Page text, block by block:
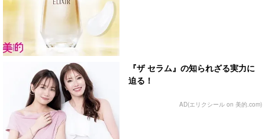
『ザ セラム』の知られざる実力に
迫る！
AD(エリクシール on 美的.com)